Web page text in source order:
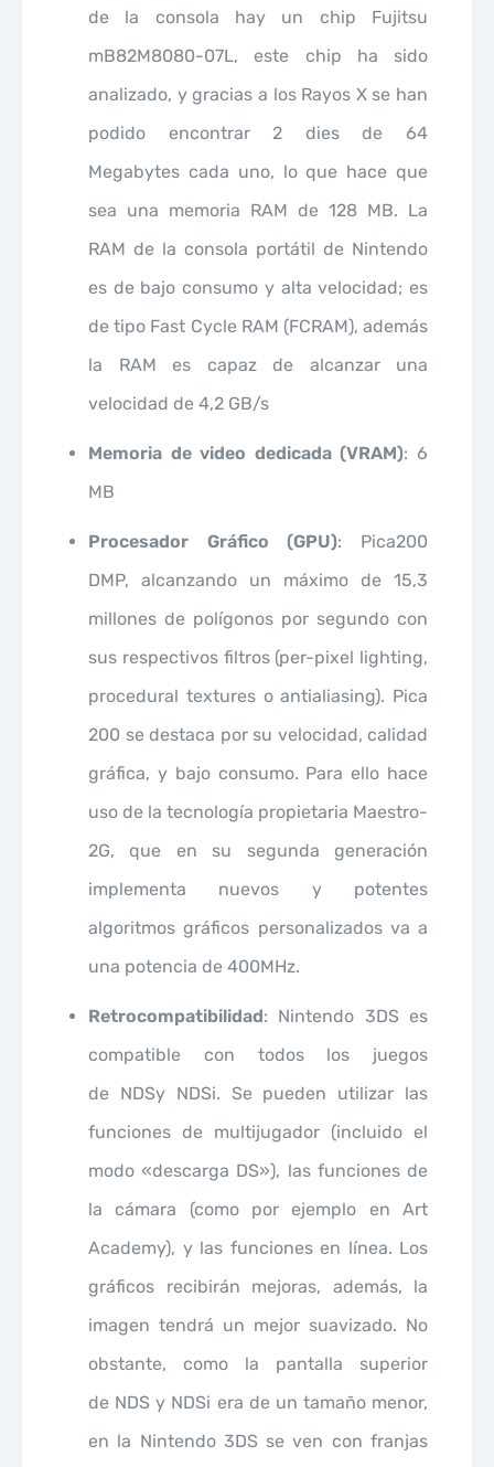
de la consola hay un chip Fujitsu
mB82M8080-07L, este chip ha sido
analizado, y gracias a los Rayos X se han
podido encontrar 2 dies de 64
Megabytes cada uno, lo que hace que
sea una memoria RAM de 128 MB. La
RAM de la consola portátil de Nintendo
es de bajo consumo y alta velocidad; es
de tipo Fast Cycle RAM (FCRAM), además
la RAM es capaz de alcanzar una
velocidad de 4,2 GB/s
Memoria de video dedicada (VRAM): 6
MB
Procesador Gráfico (GPU): Pica200
DMP, alcanzando un máximo de 15,3
millones de polígonos por segundo con
sus respectivos filtros (per-pixel lighting,
procedural textures o antialiasing). Pica
200 se destaca por su velocidad, calidad
gráfica, y bajo consumo. Para ello hace
uso de la tecnología propietaria Maestro-
2G, que en su segunda generación
implementa nuevos y potentes
algoritmos gráficos personalizados va a
una potencia de 400MHz.
Retrocompatibilidad: Nintendo 3DS es
compatible con todos los juegos
de NDSy NDSi. Se pueden utilizar las
funciones de multijugador (incluido el
modo «descarga DS»), las funciones de
la cámara (como por ejemplo en Art
Academy), y las funciones en línea. Los
gráficos recibirán mejoras, además, la
imagen tendrá un mejor suavizado. No
obstante, como la pantalla superior
de NDS y NDSi era de un tamaño menor,
en la Nintendo 3DS se ven con franjas